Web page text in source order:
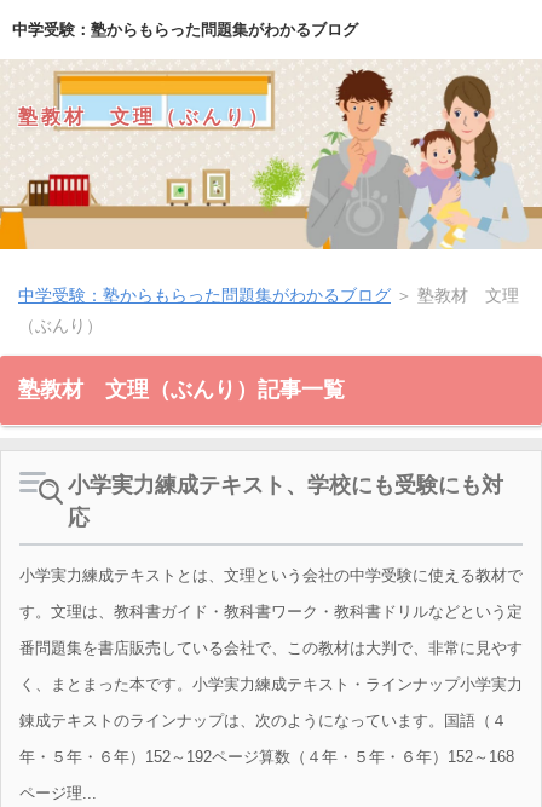
中学受験：塾からもらった問題集がわかるブログ
塾教材 文理（ぶんり）
中学受験：塾からもらった問題集がわかるブログ ＞ 塾教材 文理
（ぶんり）
塾教材 文理（ぶんり）記事一覧
小学実力練成テキスト、学校にも受験にも対
応
小学実力練成テキストとは、文理という会社の中学受験に使える教材で
す。文理は、教科書ガイド・教科書ワーク・教科書ドリルなどという定
番問題集を書店販売している会社で、この教材は大判で、非常に見やす
く、まとまった本です。小学実力練成テキスト・ラインナップ小学実力
錬成テキストのラインナップは、次のようになっています。国語（４
年・５年・６年）152～192ページ算数（４年・５年・６年）152～168
ページ理...